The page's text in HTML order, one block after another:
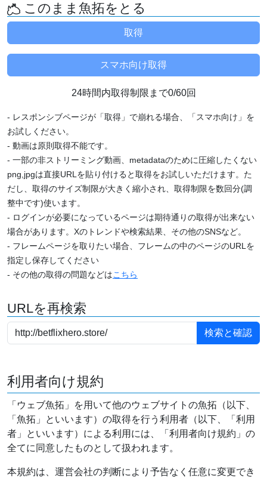
このまま魚拓をとる
24時間内取得制限まで0/60回
- レスポンシブページが「取得」で崩れる場合、「スマホ向け」を
お試しください。
- 動画は原則取得不能です。
- 一部の非ストリーミング動画、metadataのために圧縮したくない
png,jpgは直接URLを貼り付けると取得をお試しいただけます。た
だし、取得のサイズ制限が大きく縮小され、取得制限を数回分(調
整中です)使います。
- ログインが必要になっているページは期待通りの取得が出来ない
場合があります。Xのトレンドや検索結果、その他のSNSなど。
- フレームページを取りたい場合、フレームの中のページのURLを
指定し保存してください
- その他の取得の問題などはこちら
URLを再検索
利用者向け規約
「ウェブ魚拓」を用いて他のウェブサイトの魚拓（以下、
「魚拓」といいます）の取得を行う利用者（以下、「利用
者」といいます）による利用には、「利用者向け規約」の
全てに同意したものとして扱われます。
本規約は、運営会社の判断により予告なく任意に変更でき